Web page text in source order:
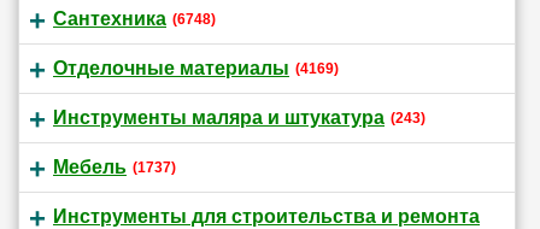
Сантехника (6748)
Отделочные материалы (4169)
Инструменты маляра и штукатура (243)
Мебель (1737)
Инструменты для строительства и ремонта